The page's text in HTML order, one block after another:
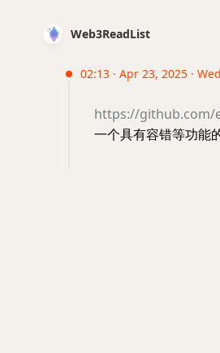
Web3ReadList
02:13 · Apr 23, 2025 · Wed
https://github.com/
一个具有容错等功能